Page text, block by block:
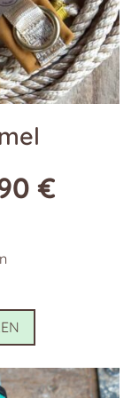
€
Dieses
weist
mehrere